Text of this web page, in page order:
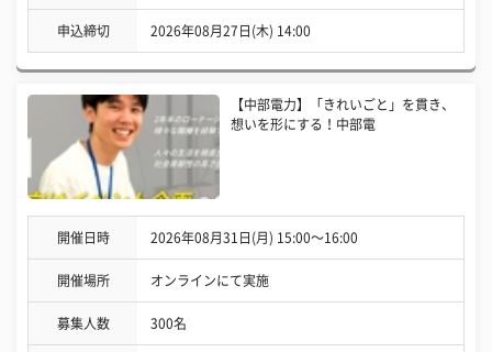
申込締切 2026年08月27日(木) 14:00
【中部電力】「きれいごと」を貫き、
想いを形にする！中部電
開催日時 2026年08月31日(月) 15:00〜16:00
開催場所 オンラインにて実施
募集人数 300名